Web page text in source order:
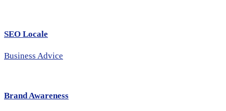
SEO Locale
Business Advice
Brand Awareness